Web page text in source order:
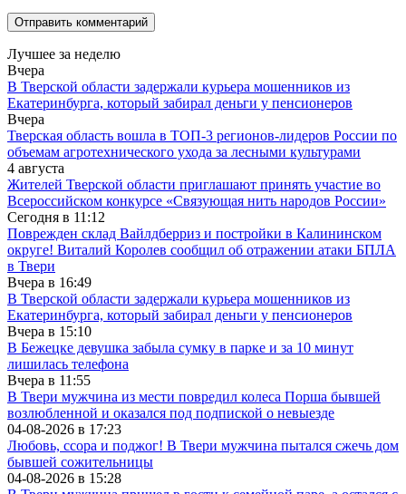
Лучшее за неделю
Вчера
В Тверской области задержали курьера мошенников из
Екатеринбурга, который забирал деньги у пенсионеров
Вчера
Тверская область вошла в ТОП-3 регионов-лидеров России по
объемам агротехнического ухода за лесными культурами
4 августа
Жителей Тверской области приглашают принять участие во
Все­рос­сий­ско­м конкурсе «Свя­зу­ю­щая нить на­ро­дов Рос­сии»
Сегодня в 11:12
Поврежден склад Вайлдберриз и постройки в Калининском
округе! Виталий Королев сообщил об отражении атаки БПЛА
в Твери
Вчера в 16:49
В Тверской области задержали курьера мошенников из
Екатеринбурга, который забирал деньги у пенсионеров
Вчера в 15:10
В Бежецке девушка забыла сумку в парке и за 10 минут
лишилась телефона
Вчера в 11:55
В Твери мужчина из мести повредил колеса Порша бывшей
возлюбленной и оказался под подпиской о невыезде
04-08-2026 в 17:23
Любовь, ссора и поджог! В Твери мужчина пытался сжечь дом
бывшей сожительницы
04-08-2026 в 15:28